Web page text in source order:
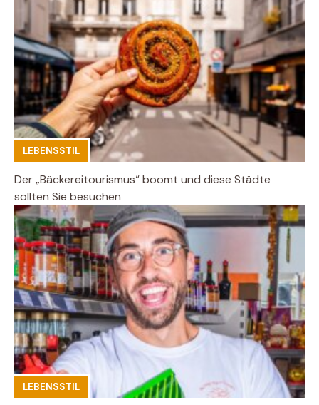
LEBENSSTIL
Der „Bäckereitourismus“ boomt und diese Städte
sollten Sie besuchen
LEBENSSTIL